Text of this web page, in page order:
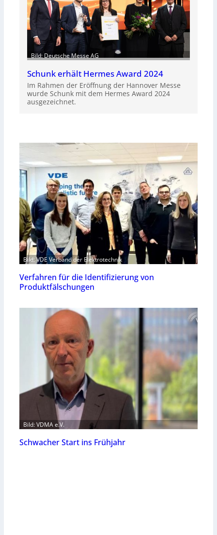
Bild: Deutsche Messe AG
Schunk erhält Hermes Award 2024
Im Rahmen der Eröffnung der Hannover Messe
wurde Schunk mit dem Hermes Award 2024
ausgezeichnet.
Bild: VDE Verband der Elektrotechnik
Verfahren für die Identifizierung von
Produktfälschungen
Bild: VDMA e.V.
Schwacher Start ins Frühjahr